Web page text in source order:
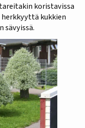
koristavissa
kukkien
sävyissä.